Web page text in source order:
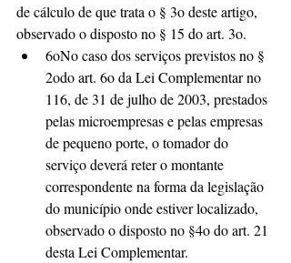
de cálculo de que trata o § 3o deste artigo,
observado o disposto no § 15 do art. 3o.
6oNo caso dos serviços previstos no §
2odo art. 6o da Lei Complementar no
116, de 31 de julho de 2003, prestados
pelas microempresas e pelas empresas
de pequeno porte, o tomador do
serviço deverá reter o montante
correspondente na forma da legislação
do município onde estiver localizado,
observado o disposto no §4o do art. 21
desta Lei Complementar.